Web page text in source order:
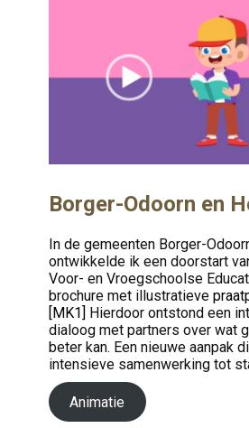
Borger-Odoorn en
In de gemeenten Borger-
ontwikkelde ik een doorstart
Voor- en Vroegschoolse
brochure met illustratieve
[MK1] Hierdoor ontstond een
dialoog met partners over wat
beter kan. Een nieuwe aanpak
intensieve samenwerking tot
Animatie